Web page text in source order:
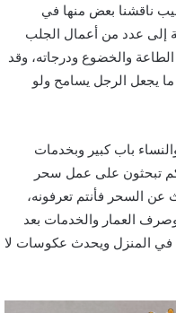
ناقشنا بعض منها في
إلى عدد من أعمال الجلب
والخضوع ودرجاته، وقد
يجعل الرجل يسامح ولو
باب كبير وبخدمات
تبحثون على عمل سحر
السحر فأنتم تعرفونه،
العمار والخدمات بعد
في المنزل ويحدث عكوسات لا